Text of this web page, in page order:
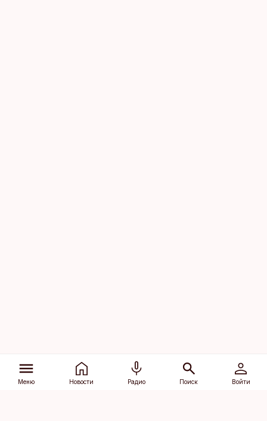
Меню Новости Радио Поиск Войти